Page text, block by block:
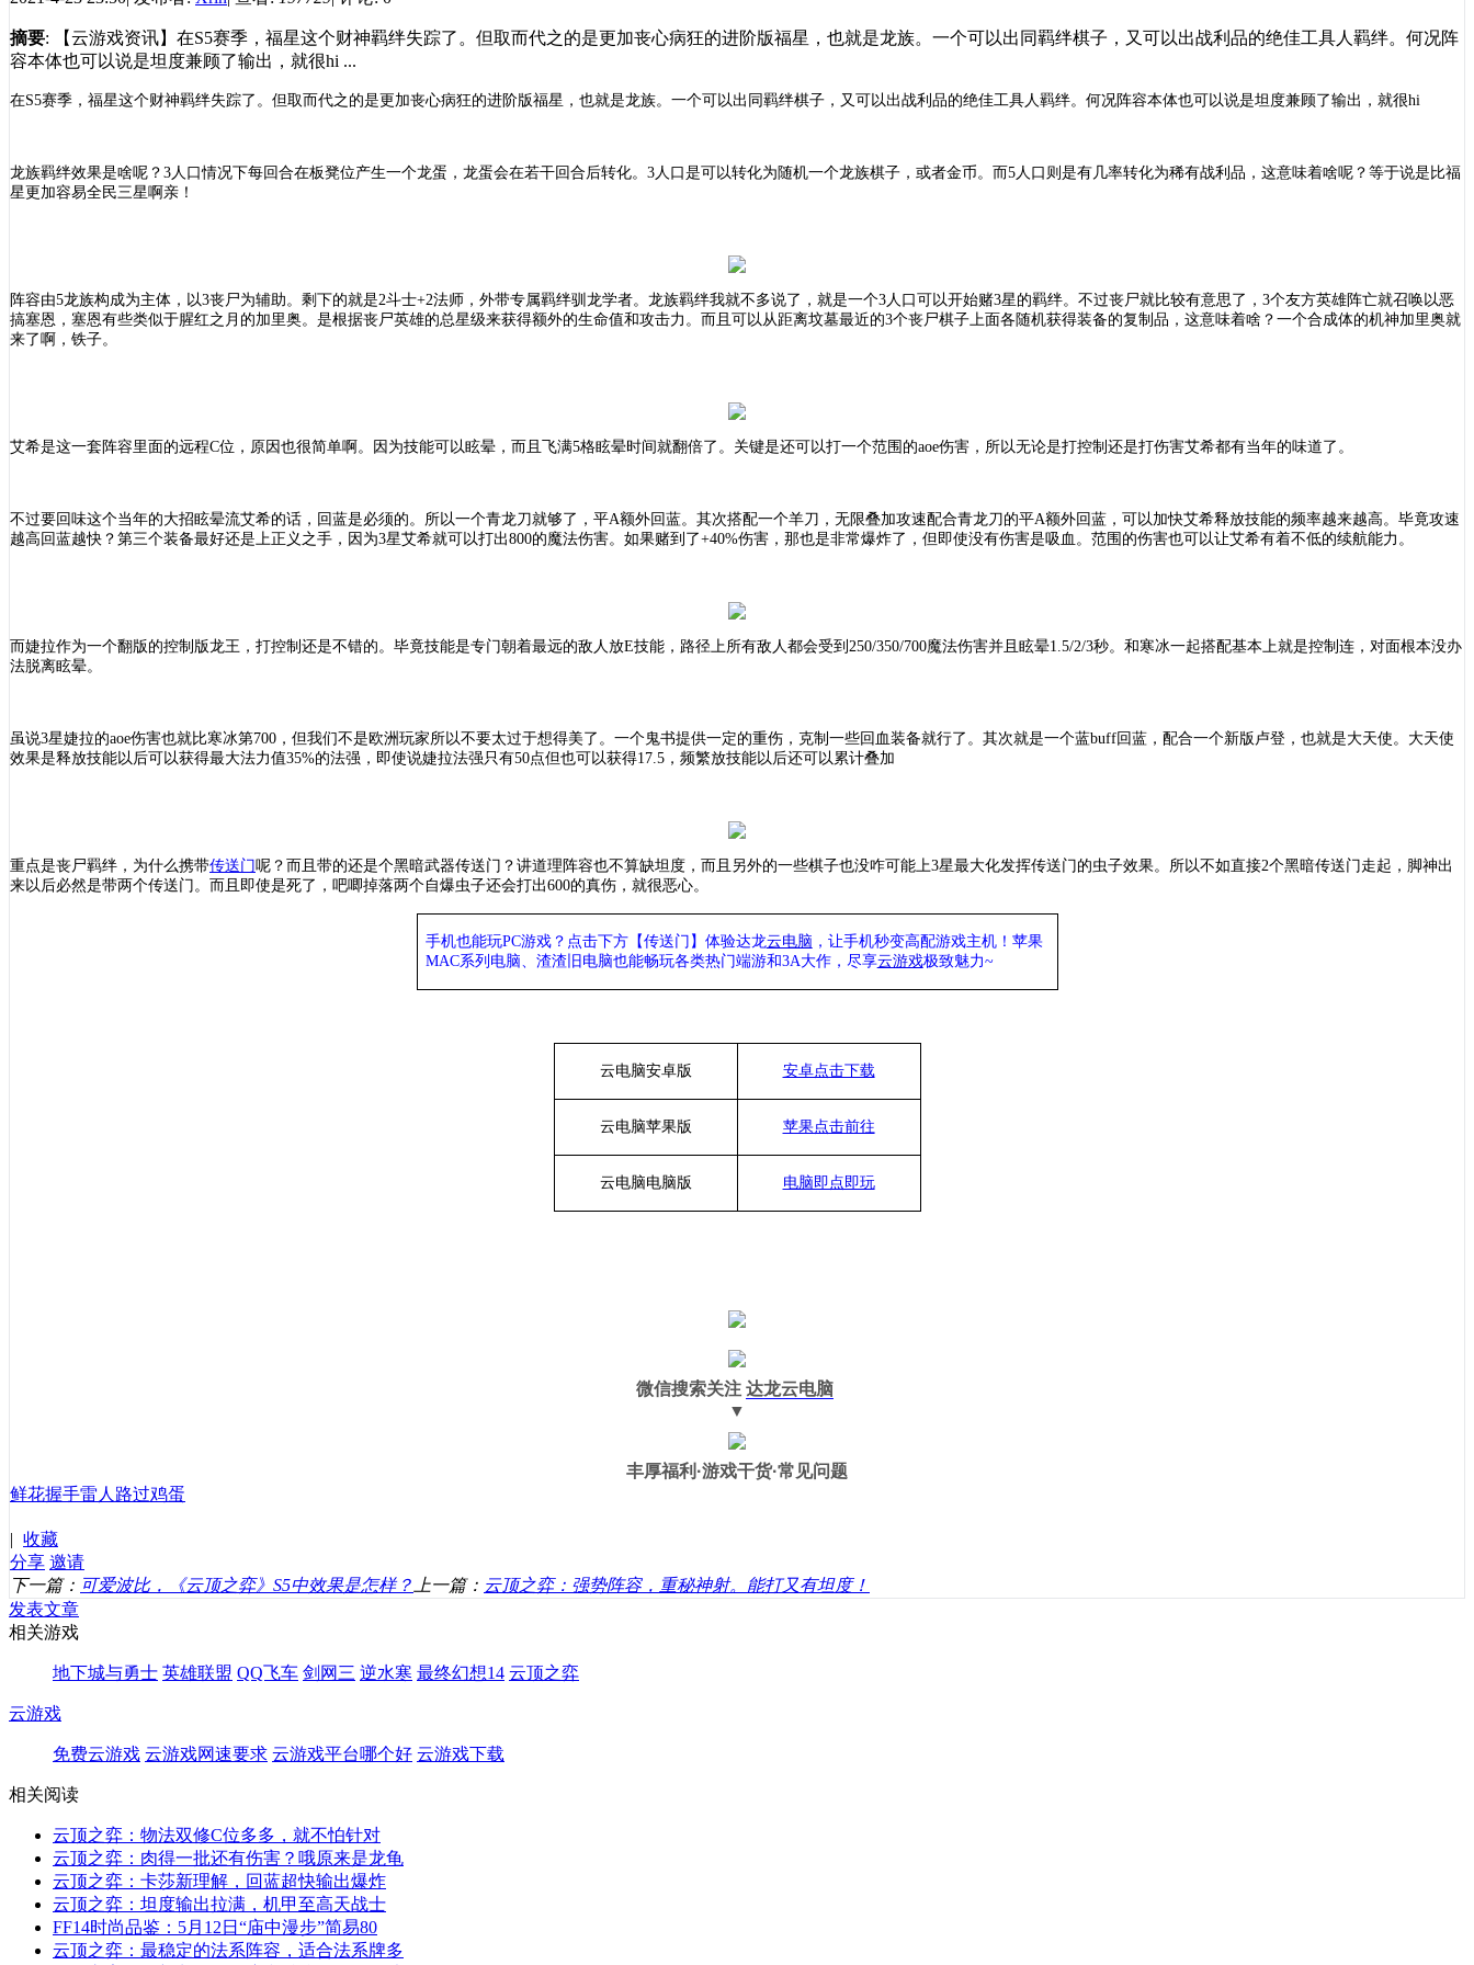
摘要: 【云游戏资讯】在S5赛季，福星这个财神羁绊失踪了。但取而代之的是更加丧心病狂的进阶版福星，也就是龙族。一个可以出同羁绊棋子，又可以出战利品的绝佳工具人羁绊。何况阵
容本体也可以说是坦度兼顾了输出，就很hi ...
在S5赛季，福星这个财神羁绊失踪了。但取而代之的是更加丧心病狂的进阶版福星，也就是龙族。一个可以出同羁绊棋子，又可以出战利品的绝佳工具人羁绊。何况阵容本体也可以说是坦度兼顾了输出，就很hi
龙族羁绊效果是啥呢？ 3人口情况下每回合在板凳位产生一个龙蛋，龙蛋会在若干回合后转化。3人口是可以转化为随机一个龙族棋子，或者金币。而5人口则是有几率转化为稀有战利品，这意味着啥呢？等于说是比福
星更加容易全民三星啊亲！
阵容由5龙族构成为主体，以3丧尸为辅助。剩下的就是2斗士+2法师，外带专属羁绊驯龙学者。龙族羁绊我就不多说了，就是一个3人口可以开始赌3星的羁绊。不过丧尸就比较有意思了，3个友方英雄阵亡就召唤以恶
搞塞恩，塞恩有些类似于腥红之月的加里奥。是根据丧尸英雄的总星级来获得额外的生命值和攻击力。而且可以从距离坟墓最近的3个丧尸棋子上面各随机获得装备的复制品，这意味着啥？一个合成体的机神加里奥就
来了啊，铁子。
艾希是这一套阵容里面的远程C位，原因也很简单啊。因为技能可以眩晕，而且飞满5格眩晕时间就翻倍了。关键是还可以打一个范围的aoe伤害，所以无论是打控制还是打伤害艾希都有当年的味道了。
不过要回味这个当年的大招眩晕流艾希的话，回蓝是必须的。所以一个青龙刀就够了，平A额外回蓝。其次搭配一个羊刀，无限叠加攻速配合青龙刀的平A额外回蓝，可以加快艾希释放技能的频率越来越高。毕竟攻速
越高回蓝越快？第三个装备最好还是上正义之手，因为3星艾希就可以打出800的魔法伤害。如果赌到了+40%伤害，那也是非常爆炸了，但即使没有伤害是吸血。范围的伤害也可以让艾希有着不低的续航能力。
而婕拉作为一个翻版的控制版龙王，打控制还是不错的。毕竟技能是专门朝着最远的敌人放E技能，路径上所有敌人都会受到 250/350/700魔法伤害并且眩晕1.5/2/3秒。和寒冰一起搭配基本上就是控制连，对面根本没办
法脱离眩晕。
虽说3星婕拉的aoe伤害也就比寒冰第700，但我们不是欧洲玩家所以不要太过于想得美了。一个鬼书提供一定的重伤，克制一些回血装备就行了。其次就是一个蓝buff回蓝，配合一个新版卢登，也就是大天使。大天使
效果是释放技能以后可以获得最大法力值35%的法强，即使说婕拉法强只有50点但也可以获得17.5，频繁放技能以后还可以累计叠加
重点是丧尸羁绊，为什么携带传送门 呢？而且带的还是个黑暗武器传送门？讲道理阵容也不算缺坦度，而且另外的一些棋子也没咋可能上3星最大化发挥传送门的虫子效果。所以不如直接2个黑暗传送门走起，脚神出
来以后必然是带两个传送门。而且即使是死了，吧唧掉落两个自爆虫子还会打出600的真伤，就很恶心。
手机也能玩PC游戏？点击下方【传送门】 体验达龙云电脑 ，让手机秒变高配游戏主机！苹果
MAC系列电脑、 渣渣旧电脑也能畅玩各类热门端游和3A大作， 尽享云游戏极致魅力~
云电脑安卓版 安卓点击下载
云电脑苹果版 苹果点击前往
云电脑电脑版 电脑即点即玩
微信搜索关注 达龙云电脑
▼
丰厚福利 ·游戏干货·常见问题
鲜花握手雷人 路过鸡蛋
| 收藏
分享 邀请
下一篇： 可爱波比，《云顶之弈》S5中效果是怎样？ 上一篇： 云顶之弈：强势阵容，重秘神射。能打又有坦度！
发表文章
相关游戏
地下城与勇士 英雄联盟 QQ飞车 剑网三 逆水寒 最终幻想14 云顶之弈
云游戏
免费云游戏 云游戏网速要求 云游戏平台哪个好 云游戏下载
相关阅读
云顶之弈：物法双修C位多多，就不怕针对
云顶之弈：肉得一批还有伤害？哦原来是龙龟
云顶之弈：卡莎新理解，回蓝超快输出爆炸
云顶之弈：坦度输出拉满，机甲至高天战士
FF14时尚品鉴：5月12日“庙中漫步”简易80
云顶之弈：最稳定的法系阵容，适合法系牌多